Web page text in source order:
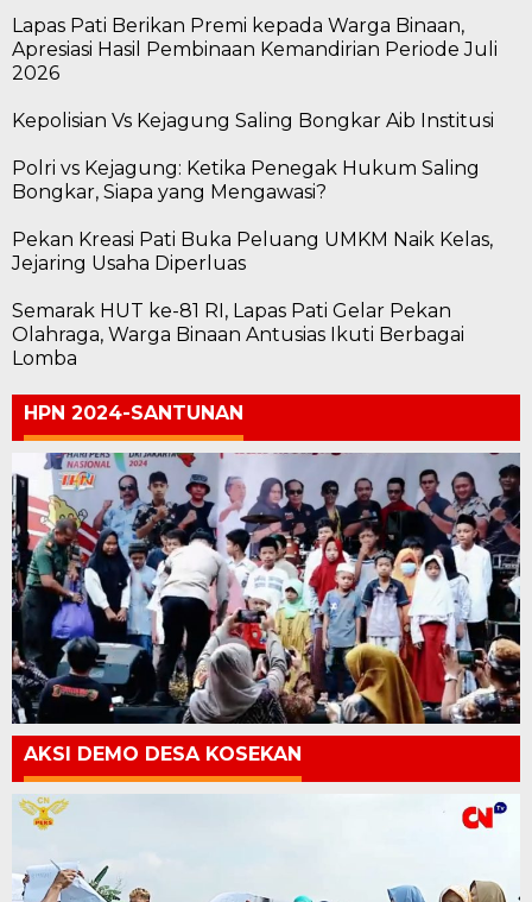
Lapas Pati Berikan Premi kepada Warga Binaan,
Apresiasi Hasil Pembinaan Kemandirian Periode Juli
2026
Kepolisian Vs Kejagung Saling Bongkar Aib Institusi
Polri vs Kejagung: Ketika Penegak Hukum Saling
Bongkar, Siapa yang Mengawasi?
Pekan Kreasi Pati Buka Peluang UMKM Naik Kelas,
Jejaring Usaha Diperluas
Semarak HUT ke-81 RI, Lapas Pati Gelar Pekan
Olahraga, Warga Binaan Antusias Ikuti Berbagai
Lomba
HPN 2024-SANTUNAN
AKSI DEMO DESA KOSEKAN